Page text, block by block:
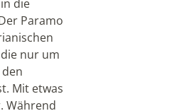
die
Paramo
nur um
Mit etwas
Während